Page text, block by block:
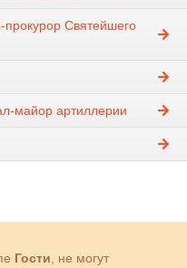
Святейшего
майор артиллерии
Гости , не могут